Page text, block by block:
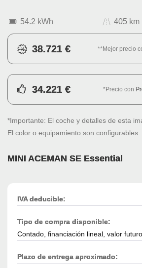
54.2 kWh 405 km
38.721 € **Mejor precio
34.221 € *Precio con
*Importante: El coche y detalles de esta
El color o equipamiento son configurables.
MINI ACEMAN SE Essential
IVA deducible:
Tipo de compra disponible:
Contado, financiación lineal, valor
Plazo de entrega aproximado: